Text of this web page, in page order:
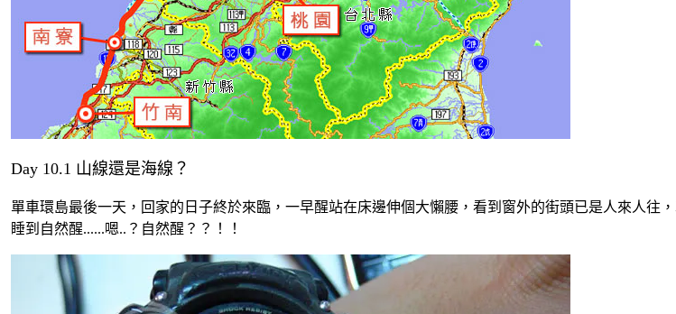
Day 10.1 山線還是海線？
單車環島最後一天，回家的日子終於來臨，一早醒站在床邊伸個大懶腰，看到窗外的街頭已是人來人往
睡到自然醒......嗯..？自然醒？？！！